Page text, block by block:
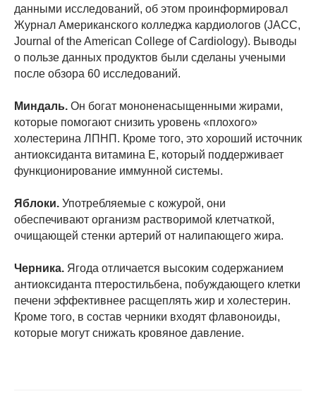
данными исследований, об этом проинформировал
Журнал Американского колледжа кардиологов (JACC,
Journal of the American College of Cardiology). Выводы
о пользе данных продуктов были сделаны учеными
после обзора 60 исследований.
Миндаль. Он богат мононенасыщенными жирами,
которые помогают снизить уровень «плохого»
холестерина ЛПНП. Кроме того, это хороший источник
антиоксиданта витамина Е, который поддерживает
функционирование иммунной системы.
Яблоки. Употребляемые с кожурой, они
обеспечивают организм растворимой клетчаткой,
очищающей стенки артерий от налипающего жира.
Черника. Ягода отличается высоким содержанием
антиоксиданта птеростильбена, побуждающего клетки
печени эффективнее расщеплять жир и холестерин.
Кроме того, в состав черники входят флавоноиды,
которые могут снижать кровяное давление.